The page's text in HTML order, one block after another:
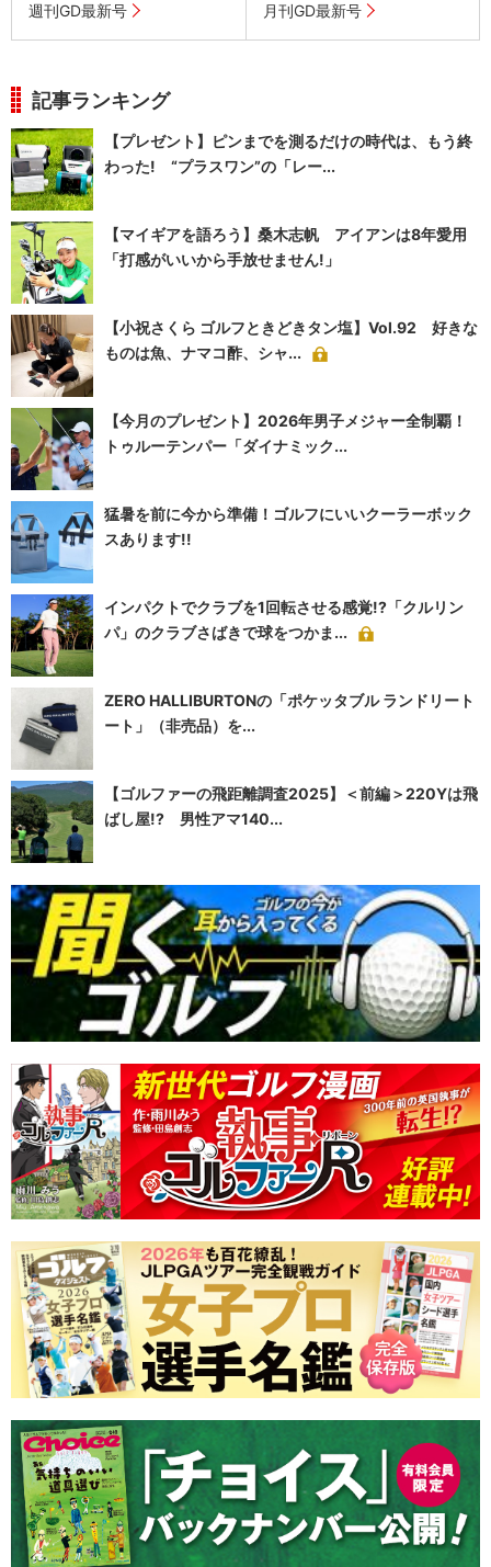
週刊GD最新号 月刊GD最新号
記事ランキング
【プレゼント】ピンまでを測るだけの時代は、もう終
わった! “プラスワン”の「レー...
【マイギアを語ろう】桑木志帆 アイアンは8年愛用
「打感がいいから手放せません!」
【小祝さくら ゴルフときどきタン塩】Vol.92 好きな
ものは魚、ナマコ酢、シャ...
【今月のプレゼント】2026年男子メジャー全制覇！
トゥルーテンパー「ダイナミック...
猛暑を前に今から準備！ゴルフにいいクーラーボック
スあります!!
インパクトでクラブを1回転させる感覚!?「クルリン
パ」のクラブさばきで球をつかま...
ZERO HALLIBURTONの「ポケッタブル ランドリート
ート」（非売品）を...
【ゴルファーの飛距離調査2025】＜前編＞220Yは飛
ばし屋!? 男性アマ140...